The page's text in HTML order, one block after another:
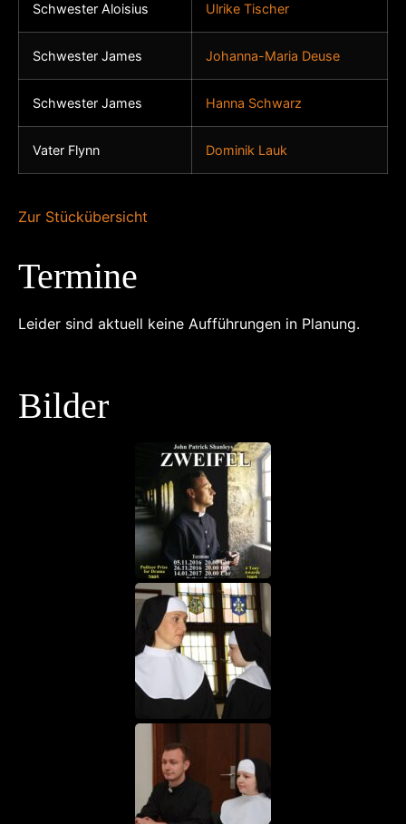
Schwester Aloisius Ulrike Tischer
Schwester James Johanna-Maria Deuse
Schwester James Hanna Schwarz
Vater Flynn Dominik Lauk
Zur Stückübersicht
Termine
Leider sind aktuell keine Aufführungen in Planung.
Bilder
Für alle, die schon immer mal unserem Verein, der
Theater Company Peitz, etwas Gutes tun wollten,
haben wir eine kleine Neuheit: unsere Spendenbox!
Sie steht gut sichtbar im Foyer und wartet ganz
entspannt auf euren Besuch.
Keine Sorge, wir wollen hier nicht um Spenden
betteln, aber wir möchten unseren Gästen einfach
die Möglichkeit geben, uns zu unterstützen –
wenn ihr Lust habt. Jede kleine Spende hilft uns
dabei, neue Bühnenbilder zu bauen, Kostüme zu
schneidern und natürlich weitere großartige
Stücke für euch auf die Bühne zu bringen.
Vielen Dank an alle, die uns unterstützen – und
natürlich an die, die einfach nur Spaß an unseren
Aufführungen haben. Das ist für uns auch schon